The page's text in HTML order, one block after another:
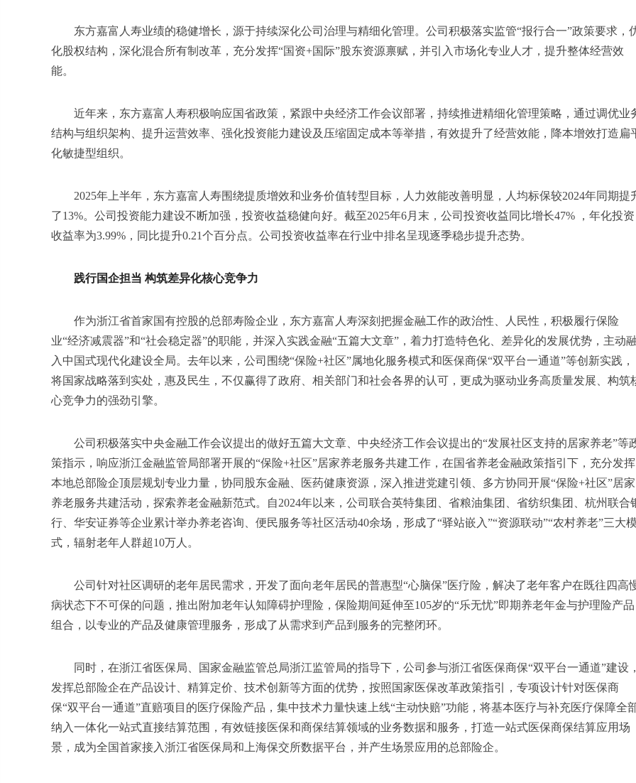
东方嘉富人寿业绩的稳健增长，源于持续深化公司治理与精细化管理。公司积极落实监管“报行合一”政策要求，
化股权结构，深化混合所有制改革，充分发挥“国资+国际”股东资源禀赋，并引入市场化专业人才，提升整体经营效
能。
近年来，东方嘉富人寿积极响应国省政策，紧跟中央经济工作会议部署，持续推进精细化管理策略，通过调优业
结构与组织架构、提升运营效率、强化投资能力建设及压缩固定成本等举措，有效提升了经营效能，降本增效打造扁
化敏捷型组织。
2025年上半年，东方嘉富人寿围绕提质增效和业务价值转型目标，人力效能改善明显，人均标保较2024年同期提
了13%。公司投资能力建设不断加强，投资收益稳健向好。截至2025年6月末，公司投资收益同比增长47% ，年化投资
收益率为3.99%，同比提升0.21个百分点。公司投资收益率在行业中排名呈现逐季稳步提升态势。
践行国企担当 构筑差异化核心竞争力
作为浙江省首家国有控股的总部寿险企业，东方嘉富人寿深刻把握金融工作的政治性、人民性，积极履行保险
业“经济减震器”和“社会稳定器”的职能，并深入实践金融“五篇大文章”，着力打造特色化、差异化的发展优势，主动融
入中国式现代化建设全局。去年以来，公司围绕“保险+社区”属地化服务模式和医保商保“双平台一通道”等创新实践，
将国家战略落到实处，惠及民生，不仅赢得了政府、相关部门和社会各界的认可，更成为驱动业务高质量发展、构筑
心竞争力的强劲引擎。
公司积极落实中央金融工作会议提出的做好五篇大文章、 中央经济工作会议提出的“发展社区支持的居家养老”等
策指示，响应浙江金融监管局部署开展的“保险+社区”居家养老服务共建工作，在国省养老金融政策指引下，充分发挥
本地总部险企顶层规划专业力量，协同股东金融、医药健康资源，深入推进党建引领、多方协同开展“保险+社区”居家
养老服务共建活动，探索养老金融新范式。自2024年以来，公司联合英特集团、省粮油集团、省纺织集团、杭州联合
行、华安证券等企业累计举办养老咨询、便民服务等社区活动40余场，形成了“驿站嵌入”“资源联动”“农村养老”三大模
式，辐射老年人群超10万人。
公司针对社区调研的老年居民需求，开发了面向老年居民的普惠型“心脑保”医疗险，解决了老年客户在既往四高
病状态下不可保的问题，推出附加老年认知障碍护理险，保险期间延伸至105岁的“乐无忧”即期养老年金与护理险产品
组合，以专业的产品及健康管理服务，形成了从需求到产品到服务的完整闭环。
同时，在浙江省医保局、国家金融监管总局浙江监管局的指导下，公司参与浙江省医保商保“双平台一通道”建设，
发挥总部险企在产品设计、精算定价、技术创新等方面的优势，按照国家医保改革政策指引，专项设计针对医保商
保“双平台一通道”直赔项目的医疗保险产品，集中技术力量快速上线“主动快赔”功能，将基本医疗与补充医疗保障全
纳入一体化一站式直接结算范围，有效链接医保和商保结算领域的业务数据和服务，打造一站式医保商保结算应用场
景，成为全国首家接入浙江省医保局和上海保交所数据平台，并产生场景应用的总部险企。